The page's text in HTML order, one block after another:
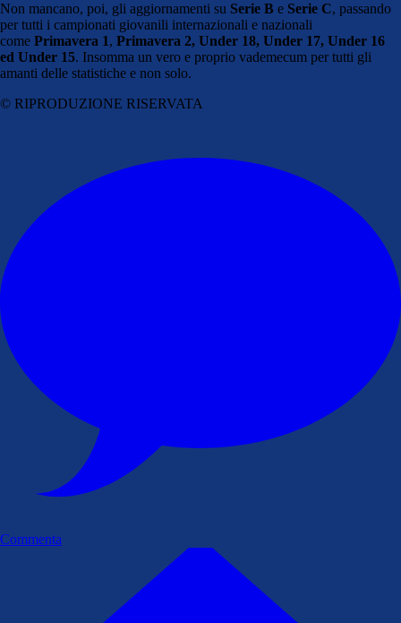
Non mancano, poi, gli aggiornamenti su Serie B e Serie C, passando
per tutti i campionati giovanili internazionali e nazionali
come Primavera 1, Primavera 2, Under 18, Under 17, Under 16
ed Under 15. Insomma un vero e proprio vademecum per tutti gli
amanti delle statistiche e non solo.
© RIPRODUZIONE RISERVATA
Commenta